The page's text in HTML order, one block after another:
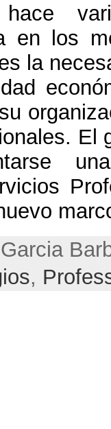
hace
en los
la
. El
,